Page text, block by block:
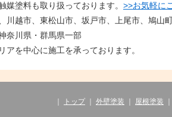
媒塗料も取り扱っております。 >>お気軽に
川越市、東松山市、坂戸市、上尾市、鳩山
奈川県・群馬県一部
アを中心に施工を承っております。
トップ 外壁塗装 屋根塗装